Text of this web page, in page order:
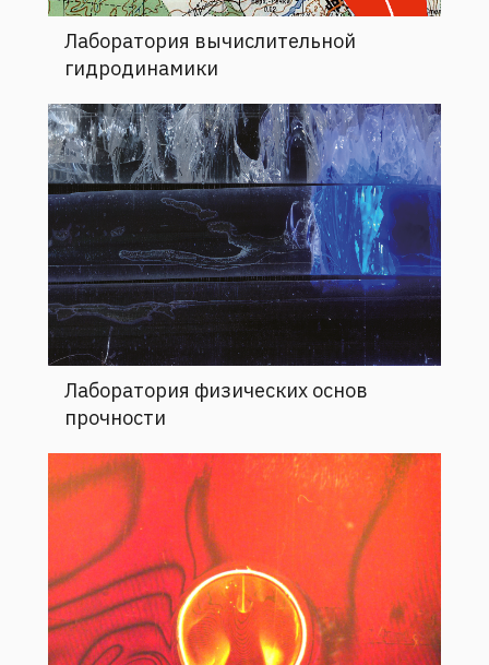
Лаборатория вычислительной
гидродинамики
Лаборатория физических основ
прочности